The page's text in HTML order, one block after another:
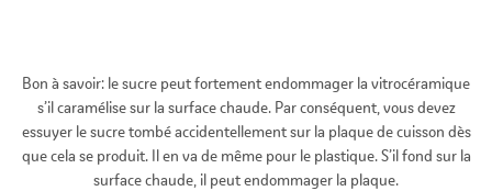
Bon à savoir: le sucre peut fortement endommager la vitrocéramique
s’il caramélise sur la surface chaude. Par conséquent, vous devez
essuyer le sucre tombé accidentellement sur la plaque de cuisson dès
que cela se produit. Il en va de même pour le plastique. S’il fond sur la
surface chaude, il peut endommager la plaque.